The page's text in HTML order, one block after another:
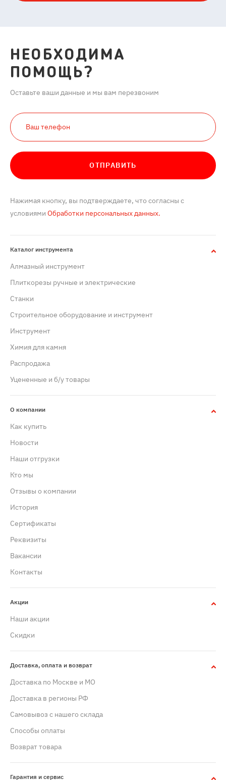
НЕОБХОДИМА
ПОМОЩЬ?
Оставьте ваши данные и мы вам перезвоним
ОТПРАВИТЬ
Нажимая кнопку, вы подтверждаете, что согласны с
условиями Обработки персональных данных.
Каталог инструмента
Алмазный инструмент
Плиткорезы ручные и электрические
Станки
Строительное оборудование и инструмент
Инструмент
Химия для камня
Распродажа
Уцененные и б/у товары
О компании
Как купить
Новости
Наши отгрузки
Кто мы
Отзывы о компании
История
Сертификаты
Реквизиты
Вакансии
Контакты
Акции
Наши акции
Скидки
Доставка, оплата и возврат
Доставка по Москве и МО
Доставка в регионы РФ
Самовывоз с нашего склада
Способы оплаты
Возврат товара
Гарантия и сервис